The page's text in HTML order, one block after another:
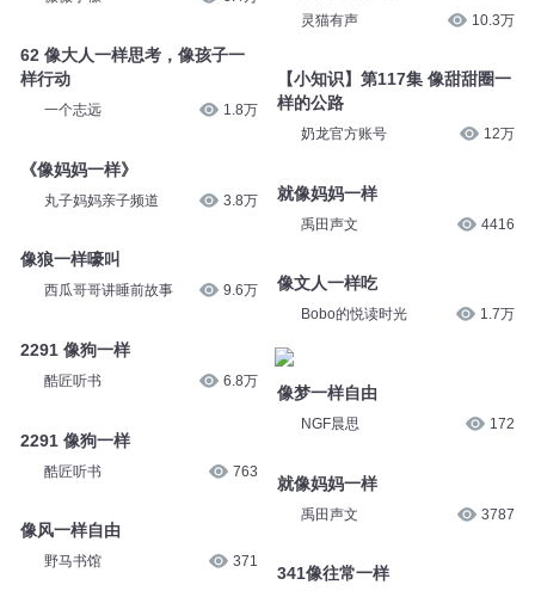
62 像大人一样思考，像孩子一
样行动
一个志远 1.8万
《像妈妈一样》
丸子妈妈亲子频道 3.8万
像狼一样嚎叫
西瓜哥哥讲睡前故事 9.6万
2291 像狗一样
酷匠听书 6.8万
2291 像狗一样
酷匠听书 763
像风一样自由
野马书馆 371
灵猫有声 10.3万
【小知识】第117集 像甜甜圈一
样的公路
奶龙官方账号 12万
就像妈妈一样
禹田声文 4416
像文人一样吃
Bobo的悦读时光 1.7万
像梦一样自由
NGF晨思 172
就像妈妈一样
禹田声文 3787
341像往常一样